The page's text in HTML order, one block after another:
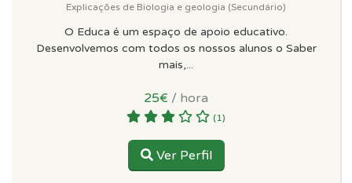
Explicações de Biologia e geologia (Secundário)
O Educa é um espaço de apoio educativo.
Desenvolvemos com todos os nossos alunos o Saber
mais,...
25€ / hora
(1)
Ver Perfil